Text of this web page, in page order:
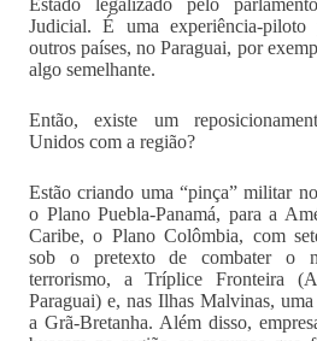
Estado legalizado pelo
Judicial. É uma experiência-piloto
outros países, no Paraguai, por
algo semelhante.
Então, existe um
Unidos com a região?
Estão criando uma “pinça” militar
o Plano Puebla-Panamá, para a
Caribe, o Plano Colômbia, com
sob o pretexto de combater o
terrorismo, a Tríplice Fronteira
Paraguai) e, nas Ilhas Malvinas,
a Grã-Bretanha. Além disso,